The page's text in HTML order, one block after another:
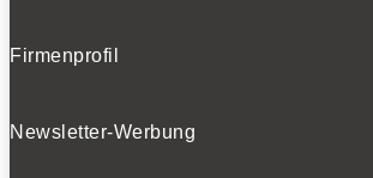
Firmenprofil
Newsletter-Werbung